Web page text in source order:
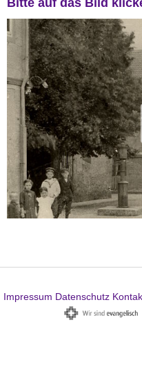
Bitte auf das Bild
Impressum Datenschutz